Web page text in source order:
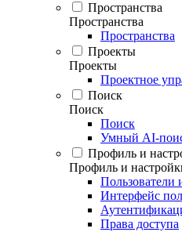
Пространства
Пространства
Пространства
Проекты
Проекты
Проектное
Поиск
Поиск
Поиск
Умный AI-
Профиль и
Профиль и
Пользователи
Интерфейс
Права доступа